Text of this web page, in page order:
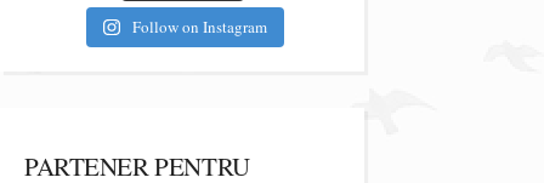
Follow on Instagram
PARTENER PENTRU